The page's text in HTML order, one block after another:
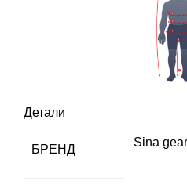
Детали
БРЕНД
Sina gear